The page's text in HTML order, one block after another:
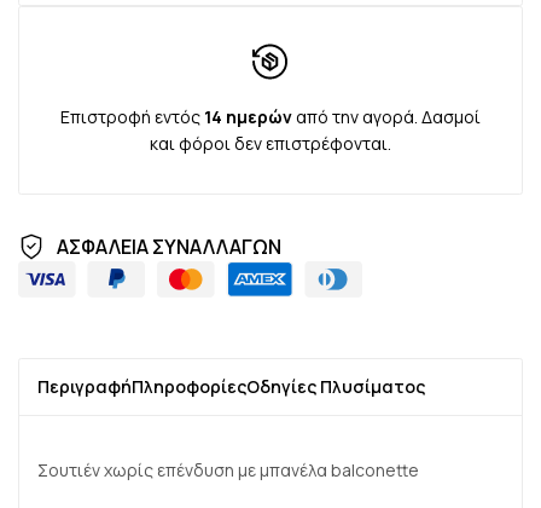
Επιστροφή εντός 14 ημερώναπό την αγορά. Δασμοί
και φόροι δεν επιστρέφονται.
ΑΣΦΑΛΕΙΑ ΣΥΝΑΛΛΑΓΩΝ
ΠεριγραφήΠληροφορίεςΟδηγίες Πλυσίματος
Σουτιέν χωρίς επένδυση με μπανέλα balconette